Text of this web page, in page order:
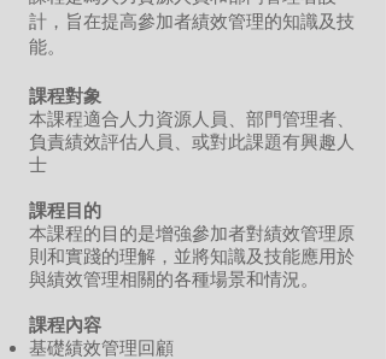
計，旨在提高參加者績效管理的知識及技
能。
課程對象
本課程適合人力資源人員、部門管理者、
負責績效評估人員、或對此課題有興趣人
士
課程目的
本課程的目的是增強參加者對績效管理原
則和實踐的理解，並將知識及技能應用於
與績效管理相關的各種場景和情況。
課程內容
基礎績效管理回顧